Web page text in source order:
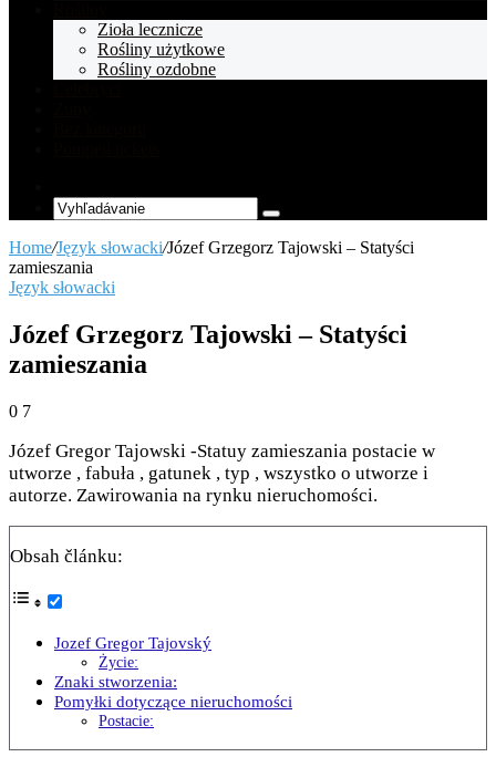
Zioła lecznicze
Rośliny użytkowe
Rośliny ozdobne
Article
Vyhľadávanie
Home/Język słowacki/Józef Grzegorz Tajowski – Statyści
zamieszania
Język słowacki
Józef Grzegorz Tajowski – Statyści
zamieszania
0 7
Józef Gregor Tajowski -Statuy zamieszania postacie w
utworze , fabuła , gatunek , typ , wszystko o utworze i
autorze. Zawirowania na rynku nieruchomości.
Obsah článku:
Jozef Gregor Tajovský
Życie:
Znaki stworzenia:
Pomyłki dotyczące nieruchomości
Postacie: